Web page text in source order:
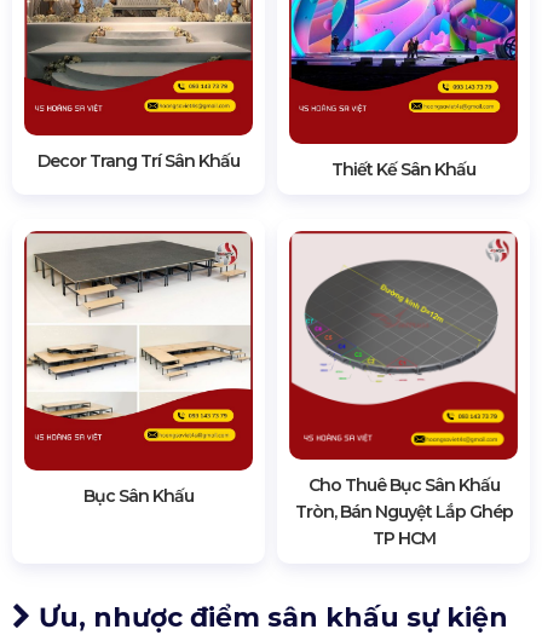
Decor Trang Trí Sân Khấu Thiết Kế Sân Khấu
Bục Sân Khấu
Cho Thuê Bục Sân Khấu
Tròn, Bán Nguyệt Lắp Ghép
TP HCM
Ưu, nhược điểm sân khấu sự kiện